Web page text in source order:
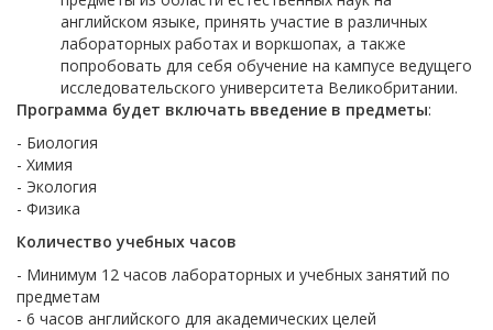
английском языке, принять участие в различных
лабораторных работах и воркшопах, а также
попробовать для себя обучение на кампусе ведущего
исследовательского университета Великобритании.
Программа будет включать введение в предметы:
- Биология
- Химия
- Экология
- Физика
Количество учебных часов
- Минимум 12 часов лабораторных и учебных занятий по
предметам
- 6 часов английского для академических целей